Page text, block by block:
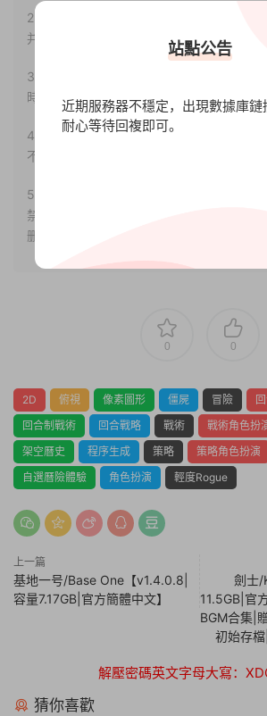
2.若您需要商業運營或用于其他商業活動，
并合法使用。
3.如果本站有侵犯、不妥之處的資源，請聯
時間解決！
4.本站部分内容均由互聯網收集整理，僅供
不存在任何商業目的與商業用途。
5.本站提供的所有資源僅供參考學習使用，
禁止下載本站資源參與任何商業和非法行
删除!
0 0
2D 俯視 像素圖形 僵屍 冒險
回合制戰術
回合戰略 戰術 戰術角色扮
架空曆史
程序生成 策略 策略角色扮演
自選曆險體驗
角色扮演 輕度Rogue
上一篇
基地一号/Base One【v1.4.0.8|
容量7.17GB|官方簡體中文】
劍士/
11.5GB|官
BGM合集|
初始存檔
解壓密碼英文字母大寫：
猜你喜歡
站點公告
近期服務器不穩定，出現數據庫鏈
耐心等待回複即可。